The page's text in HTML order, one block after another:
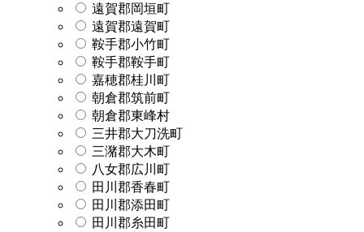
遠賀郡岡垣町
遠賀郡遠賀町
鞍手郡小竹町
鞍手郡鞍手町
嘉穂郡桂川町
朝倉郡筑前町
朝倉郡東峰村
三井郡大刀洗町
三潴郡大木町
八女郡広川町
田川郡香春町
田川郡添田町
田川郡糸田町